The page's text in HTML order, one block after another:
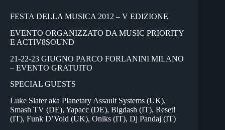
FESTA DELLA MUSICA 2012 – V EDIZIONE
EVENTO ORGANIZZATO DA MUSIC PRIORITY
E ACTIV8SOUND
21-22-23 GIUGNO PARCO FORLANINI MILANO
– EVENTO GRATUITO
SPECIAL GUESTS
Luke Slater aka Planetary Assault Systems (UK),
Smash TV (DE), Yapacc (DE), Bigdash (IT), Reset!
(IT), Funk D’Void (UK), Oniks (IT), Dj Pandaj (IT)